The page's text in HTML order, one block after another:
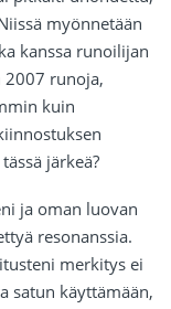
myönnetään
kanssa runoilijan
2007 runoja,
kuin
järkeä?
ja oman luovan
resonanssia.
merkitys ei
satun käyttämään,